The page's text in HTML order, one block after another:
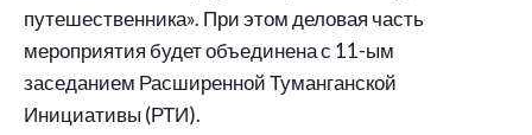
путешественника». При этом деловая часть
мероприятия будет объединена с 11-ым
заседанием Расширенной Туманганской
Инициативы (РТИ).